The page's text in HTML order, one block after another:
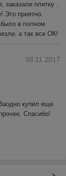
заказали плитку .
Это приятно.
в полном
а так все ОК!
08.11.2017
купил еще
Спасибо!